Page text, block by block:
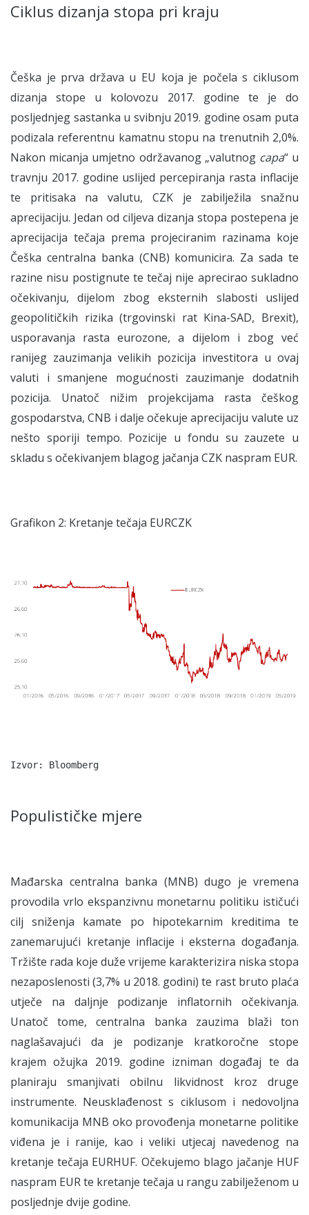
Ciklus dizanja stopa pri kraju
Češka je prva država u EU koja je počela s ciklusom
dizanja stope u kolovozu 2017. godine te je do
posljednjeg sastanka u svibnju 2019. godine osam puta
podizala referentnu kamatnu stopu na trenutnih 2,0%.
Nakon micanja umjetno održavanog „valutnog capa“ u
travnju 2017. godine uslijed percepiranja rasta inflacije
te pritisaka na valutu, CZK je zabilježila snažnu
aprecijaciju. Jedan od ciljeva dizanja stopa postepena je
aprecijacija tečaja prema projeciranim razinama koje
Češka centralna banka (CNB) komunicira. Za sada te
razine nisu postignute te tečaj nije aprecirao sukladno
očekivanju, dijelom zbog eksternih slabosti uslijed
geopolitičkih rizika (trgovinski rat Kina-SAD, Brexit),
usporavanja rasta eurozone, a dijelom i zbog već
ranijeg zauzimanja velikih pozicija investitora u ovaj
valuti i smanjene mogućnosti zauzimanje dodatnih
pozicija. Unatoč nižim projekcijama rasta češkog
gospodarstva, CNB i dalje očekuje aprecijaciju valute uz
nešto sporiji tempo. Pozicije u fondu su zauzete u
skladu s očekivanjem blagog jačanja CZK naspram EUR.
Grafikon 2: Kretanje tečaja EURCZK
Izvor: Bloomberg
Populističke mjere
Mađarska centralna banka (MNB) dugo je vremena
provodila vrlo ekspanzivnu monetarnu politiku ističući
cilj sniženja kamate po hipotekarnim kreditima te
zanemarujući kretanje inflacije i eksterna događanja.
Tržište rada koje duže vrijeme karakterizira niska stopa
nezaposlenosti (3,7% u 2018. godini) te rast bruto plaća
utječe na daljnje podizanje inflatornih očekivanja.
Unatoč tome, centralna banka zauzima blaži ton
naglašavajući da je podizanje kratkoročne stope
krajem ožujka 2019. godine izniman događaj te da
planiraju smanjivati obilnu likvidnost kroz druge
instrumente. Neusklađenost s ciklusom i nedovoljna
komunikacija MNB oko provođenja monetarne politike
viđena je i ranije, kao i veliki utjecaj navedenog na
kretanje tečaja EURHUF. Očekujemo blago jačanje HUF
naspram EUR te kretanje tečaja u rangu zabilježenom u
posljednje dvije godine.